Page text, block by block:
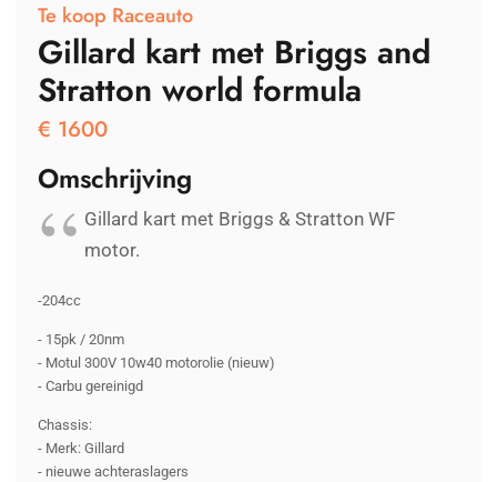
Te koop Raceauto
Gillard kart met Briggs and
Stratton world formula
€ 1600
Omschrijving
Gillard kart met Briggs & Stratton WF
motor.
-204cc
- 15pk / 20nm
- Motul 300V 10w40 motorolie (nieuw)
- Carbu gereinigd
Chassis:
- Merk: Gillard
- nieuwe achteraslagers